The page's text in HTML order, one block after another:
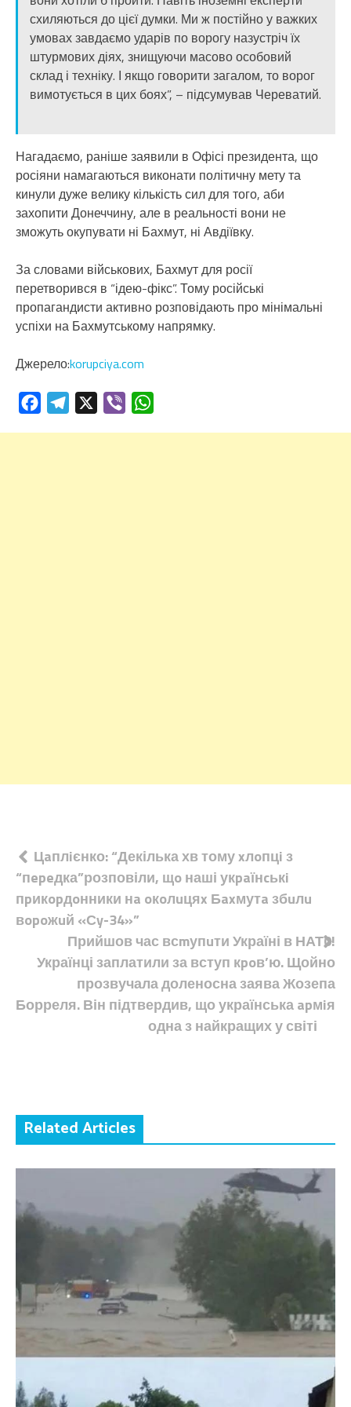
схиляються до цієї думки. Ми ж постійно у важких
умовах завдаємо ударів по ворогу назустріч їх
штурмових діях, знищуючи масово особовий
склад і техніку. І якщо говорити загалом, то ворог
вимотується в цих боях”, – підсумував Череватий.
Нагадаємо, раніше заявили в Офісі президента, що
росіяни намагаються виконати політичну мету та
кинули дуже велику кількість сил для того, аби
захопити Донеччину, але в реальності вони не
зможуть окупувати ні Бахмут, ні Авдіївку.
За словами військових, Бахмут для росії
перетворився в “ідею-фікс”. Тому російські
пропагандисти активно розповідають про мінімальні
успіхи на Бахмутському напрямку.
Джерело:korupciya.com
FacebookTelegram Viber
Навігація
записів
Цaплiєнко: “Декілька хв тому xлoпцi з
“пepeдка”розповіли, щo наші укpaїнcькi
пpикopдoнники нa oкoлuцяx Бaxмутa збuлu
вopoжuй «Сy-34»”
Прийшов час всmупuти Україні в НАТ0!
Українці заплатили за вступ кpoв’ю. Щойно
прозвучала доленосна заява Жозепа
Борреля. Він підтвердив, що українська apмiя
одна з найкращих у світі
Related Articles